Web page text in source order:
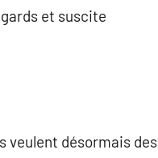
et suscite
veulent désormais des